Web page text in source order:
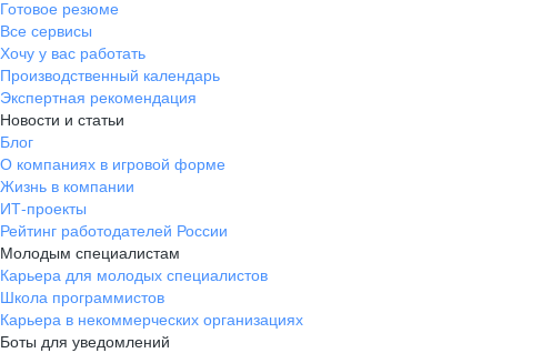
Готовое резюме
Все сервисы
Хочу у вас работать
Производственный календарь
Экспертная рекомендация
Новости и статьи
Блог
О компаниях в игровой форме
Жизнь в компании
ИТ-проекты
Рейтинг работодателей России
Молодым специалистам
Карьера для молодых специалистов
Школа программистов
Карьера в некоммерческих организациях
Боты для уведомлений